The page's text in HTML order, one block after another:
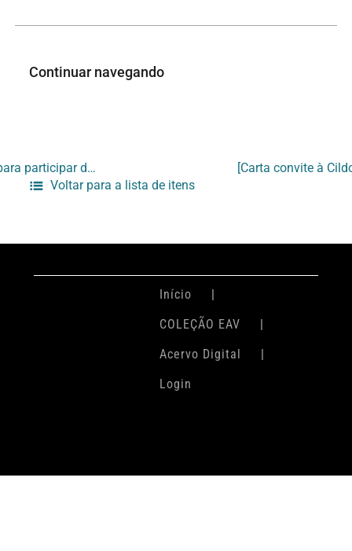
Continuar navegando
[Carta convite à Cinthia Marcelle e Tiago Mata Machado, para participar da exposição ‘Encruzilhada’]
Voltar para a lista de itens
Início
COLEÇÃO EAV
Acervo Digital
Login